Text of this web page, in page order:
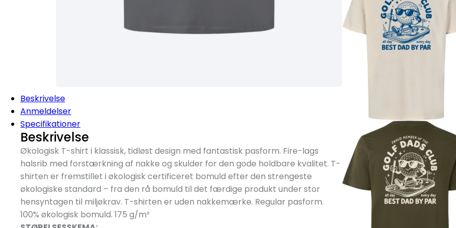
Beskrivelse
Anmeldelser
Specifikationer
Beskrivelse
Økologisk T-shirt i klassisk, tidløst design med fantastisk pasform. Fire-lags
halsrib med forstærkning af nakke og skulder for den gode holdbare kvalitet. T-
shirten er fremstillet i økologisk certificeret bomuld efter den strengeste
økologiske standard – fra den rå bomuld til det færdige produkt under stor
hensyntagen til miljøkrav. T-shirten er uden nakkemærke. Regular pasform.
100% økologisk bomuld. 175 g/m²